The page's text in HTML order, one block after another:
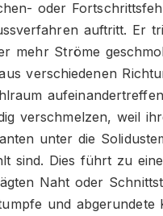
oder
auftritt. Er
mehr Ströme
verschiedenen
verschmelzen, weil
unter die
sind. Dies führt zu
Naht oder
und abgerundete